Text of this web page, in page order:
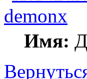
demonx
Имя: